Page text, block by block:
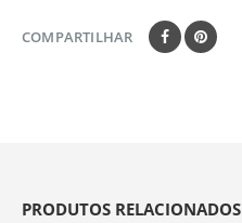
COMPARTILHAR
PRODUTOS RELACIONADOS